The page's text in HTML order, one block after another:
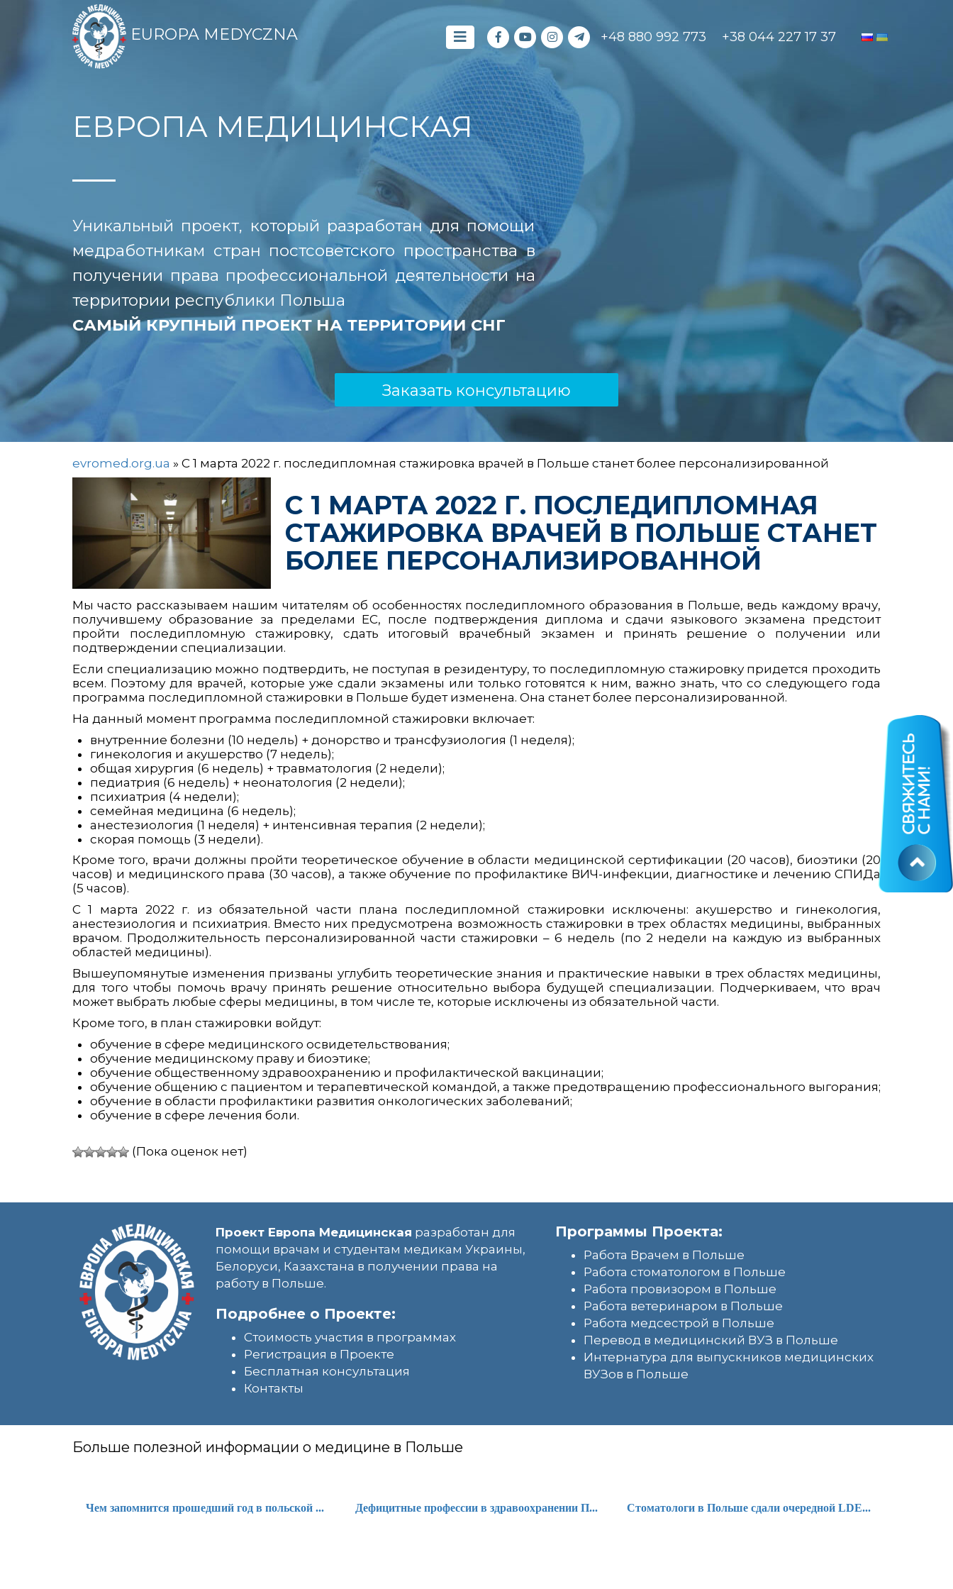
EUROPA MEDYCZNA +48 880 992 773 +38 044 227 17 37
ЕВРОПА МЕДИЦИНСКАЯ
Уникальный проект, который разработан для помощи
медработникам стран постсоветского пространства в
получении права профессиональной деятельности на
территории республики Польша
САМЫЙ КРУПНЫЙ ПРОЕКТ НА ТЕРРИТОРИИ СНГ
Заказать консультацию
evromed.org.ua » С 1 марта 2022 г. последипломная стажировка врачей в Польше станет более персонализированной
С 1 МАРТА 2022 Г. ПОСЛЕДИПЛОМНАЯ
СТАЖИРОВКА ВРАЧЕЙ В ПОЛЬШЕ СТАНЕТ
БОЛЕЕ ПЕРСОНАЛИЗИРОВАННОЙ
Мы часто рассказываем нашим читателям об особенностях последипломного образования в Польше, ведь каждому врачу,
получившему образование за пределами ЕС, после подтверждения диплома и сдачи языкового экзамена предстоит
пройти последипломную стажировку, сдать итоговый врачебный экзамен и принять решение о получении или
подтверждении специализации.
Если специализацию можно подтвердить, не поступая в резидентуру, то последипломную стажировку придется проходить
всем. Поэтому для врачей, которые уже сдали экзамены или только готовятся к ним, важно знать, что со следующего года
программа последипломной стажировки в Польше будет изменена. Она станет более персонализированной.
На данный момент программа последипломной стажировки включает:
внутренние болезни (10 недель) + донорство и трансфузиология (1 неделя);
гинекология и акушерство (7 недель);
общая хирургия (6 недель) + травматология (2 недели);
педиатрия (6 недель) + неонатология (2 недели);
психиатрия (4 недели);
семейная медицина (6 недель);
анестезиология (1 неделя) + интенсивная терапия (2 недели);
скорая помощь (3 недели).
Кроме того, врачи должны пройти теоретическое обучение в области медицинской сертификации (20 часов), биоэтики (20
часов) и медицинского права (30 часов), а также обучение по профилактике ВИЧ-инфекции, диагностике и лечению СПИДа
(5 часов).
С 1 марта 2022 г. из обязательной части плана последипломной стажировки исключены: акушерство и гинекология,
анестезиология и психиатрия. Вместо них предусмотрена возможность стажировки в трех областях медицины, выбранных
врачом. Продолжительность персонализированной части стажировки – 6 недель (по 2 недели на каждую из выбранных
областей медицины).
Вышеупомянутые изменения призваны углубить теоретические знания и практические навыки в трех областях медицины,
для того чтобы помочь врачу принять решение относительно выбора будущей специализации. Подчеркиваем, что врач
может выбрать любые сферы медицины, в том числе те, которые исключены из обязательной части.
Кроме того, в план стажировки войдут:
обучение в сфере медицинского освидетельствования;
обучение медицинскому праву и биоэтике;
обучение общественному здравоохранению и профилактической вакцинации;
обучение общению с пациентом и терапевтической командой, а также предотвращению профессионального выгорания;
обучение в области профилактики развития онкологических заболеваний;
обучение в сфере лечения боли.
(Пока оценок нет)
Проект Европа Медицинская разработан для
помощи врачам и студентам медикам Украины,
Белоруси, Казахстана в получении права на
работу в Польше.
Подробнее о Проекте:
Стоимость участия в программах
Регистрация в Проекте
Бесплатная консультация
Контакты
Программы Проекта:
Работа Врачем в Польше
Работа стоматологом в Польше
Работа провизором в Польше
Работа ветеринаром в Польше
Работа медсестрой в Польше
Перевод в медицинский ВУЗ в Польше
Интернатура для выпускников медицинских
ВУЗов в Польше
Больше полезной информации о медицине в Польше
Чем запомнится прошедший год в польской ... Дефицитные профессии в здравоохранении П... Стоматологи в Польше сдали очередной LDE...